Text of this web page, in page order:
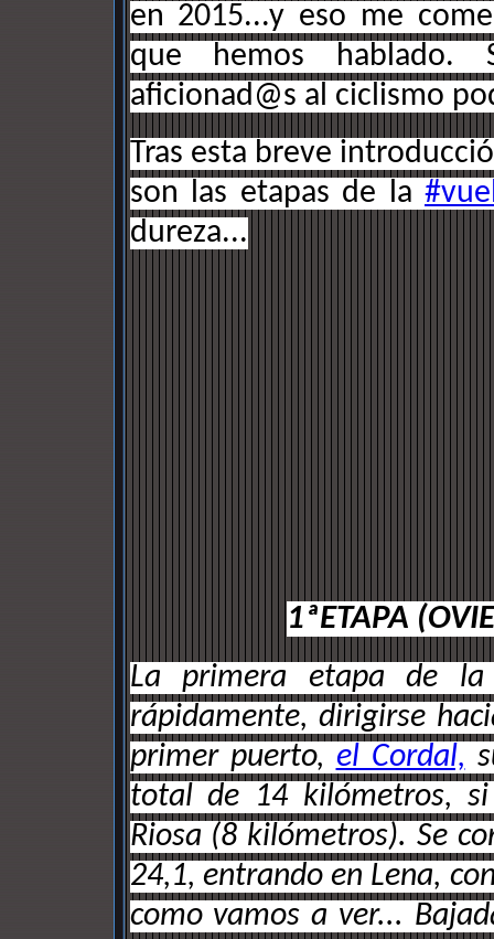
en 2015...y eso me
que hemos
aficionad@s al ciclismo
Tras esta breve
son las etapas de la
dureza...
1ªETAPA
La primera etapa de
rápidamente, dirigirse
primer puerto, el Cordal,
total de 14 kilómetros,
Riosa (8 kilómetros). Se
24,1, entrando en Lena,
como vamos a ver...